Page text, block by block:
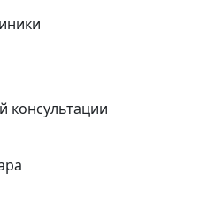
консультации